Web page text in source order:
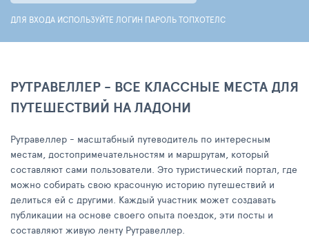
ДЛЯ ВХОДА ИСПОЛЬЗУЙТЕ ЛОГИН ПАРОЛЬ ТОПХОТЕЛС
РУТРАВЕЛЛЕР - ВСЕ КЛАССНЫЕ МЕСТА ДЛЯ
ПУТЕШЕСТВИЙ НА ЛАДОНИ
Рутравеллер - масштабный путеводитель по интересным
местам, достопримечательностям и маршрутам, который
составляют сами пользователи. Это туристический портал, где
можно собирать свою красочную историю путешествий и
делиться ей с другими. Каждый участник может создавать
публикации на основе своего опыта поездок, эти посты и
составляют живую ленту Рутравеллер.